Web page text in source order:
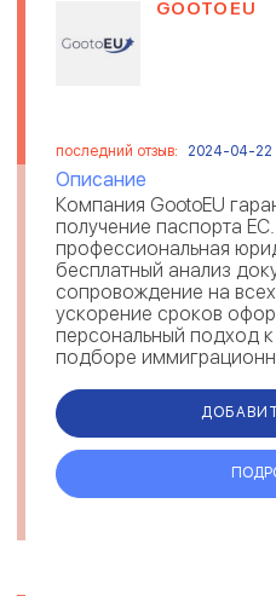
GOOTOEU
последний отзыв: 2024-04-22
Описание
Компания GootoEU
получение паспорта
профессиональная
бесплатный анализ
сопровождение на
ускорение сроков
персональный подход
подборе
получения румы...